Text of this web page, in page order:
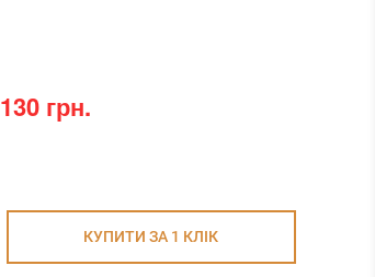
130 грн.
КУПИТИ ЗА 1 КЛIК